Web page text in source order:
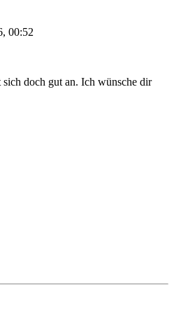
00:52
sich doch gut an. Ich wünsche dir